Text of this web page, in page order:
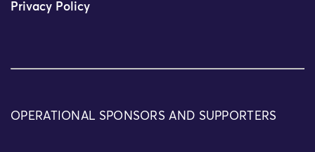
Privacy Policy
OPERATIONAL SPONSORS AND SUPPORTERS